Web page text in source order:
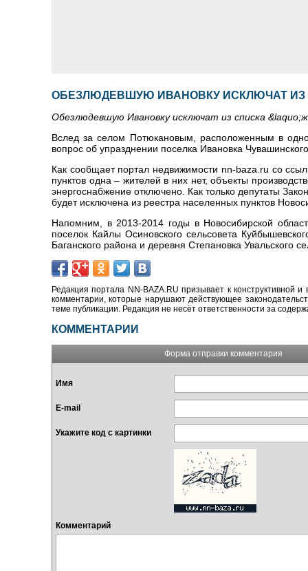
ОБЕЗЛЮДЕВШУЮ ИВАНОВКУ ИСКЛЮЧАТ
Обезлюдевшую Ивановку исключат из списка
Вслед за селом Потюкановым, расположенным в
вопрос об упразднении поселка Ивановка
Как сообщает портал недвижимости nn-baza.ru со
пунктов одна – жителей в них нет, объекты
энергоснабжение отключено. Как только депутаты
будет исключена из реестра населенных пунктов
Напомним, в 2013-2014 годы в Новосибирской
поселок Кайлы Осиновского сельсовета
Баганского района и деревня Степановка Увальского
Редакция портала NN-BAZA.RU призывает к конструктивной
комментарии, которые нарушают действующее
теме публикации. Редакция не несёт ответственности за
КОММЕНТАРИИ
Форма отправки комментария
Имя
E-mail
Укажите код с картинки
Комментарий